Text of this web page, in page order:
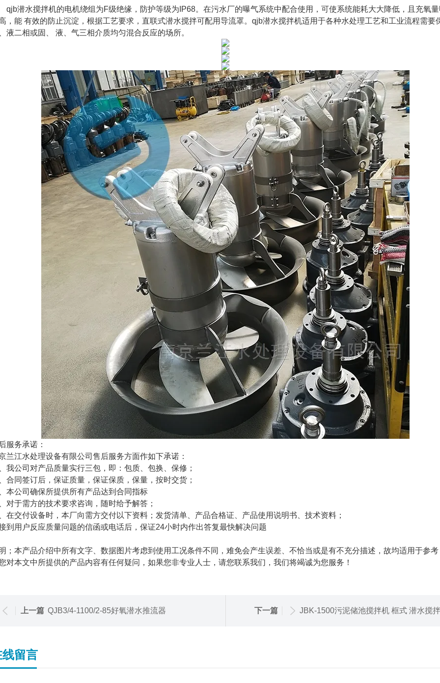
潜水搅拌机的电机绕组为F级绝缘，防护等级为IP68。在污水厂的曝气系统中配合使用，可使系统能耗大大降低，且充氧
，能 有效的防止沉淀，根据工艺要求，直联式潜水搅拌可配用导流罩。qjb潜水搅拌机适用于各种水处理工艺和工业流程需要
液二相或固、 液、气三相介质均匀混合反应的场所。
服务承诺：
兰江水处理设备有限公司售后服务方面作如下承诺：
我公司对产品质量实行三包，即：包质、包换、保修；
合同签订后，保证质量，保证保质，保量，按时交货；
本公司确保所提供所有产品达到合同指标
对于需方的技术要求咨询，随时给予解答；
在交付设备时，本厂向需方交付以下资料；发货清单、产品合格证、产品使用说明书、技术资料；
到用户反应质量问题的信函或电话后，保证24小时内作出答复最快解决问题
；本产品介绍中所有文字、数据图片考虑到使用工况条件不同，难免会产生误差、不恰当或是有不充分描述，故均适用于参
对本文中所提供的产品内容有任何疑问，如果您非专业人士，请您联系我们，我们将竭诚为您服务！
上一篇 QJB3/4-1100/2-85好氧潜水推流器 下一篇 JBK-1500污泥储池搅拌机 框式 潜水搅
线留言